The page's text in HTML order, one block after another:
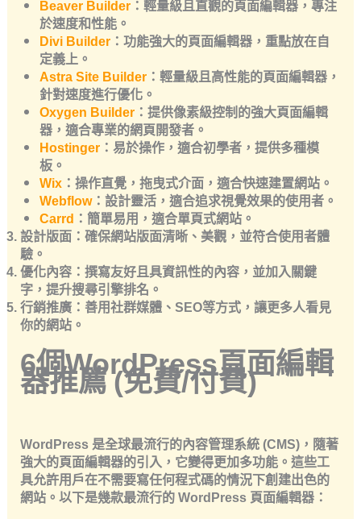
Beaver Builder：輕量級且直觀的頁面編輯器，專注
於速度和性能。
Divi Builder：功能強大的頁面編輯器，重點放在自
定義上。
Astra Site Builder：輕量級且高性能的頁面編輯器，
針對速度進行優化。
Oxygen Builder：提供像素級控制的強大頁面編輯
器，適合專業的網頁開發者。
Hostinger：易於操作，適合初學者，提供多種模
板。
Wix：操作直覺，拖曳式介面，適合快速建置網站。
Webflow：設計靈活，適合追求視覺效果的使用者。
Carrd ：簡單易用，適合單頁式網站。
設計版面：確保網站版面清晰、美觀，並符合使用者體
驗。
優化內容：撰寫友好且具資訊性的內容，並加入關鍵
字，提升搜尋引擎排名。
行銷推廣：善用社群媒體、SEO等方式，讓更多人看見
你的網站。
6個WordPress頁面編輯
器推薦(免費/付費)
WordPress 是全球最流行的內容管理系統 (CMS)，隨著
強大的頁面編輯器的引入，它變得更加多功能。這些工
具允許用戶在不需要寫任何程式碼的情況下創建出色的
網站。以下是幾款最流行的 WordPress 頁面編輯器：